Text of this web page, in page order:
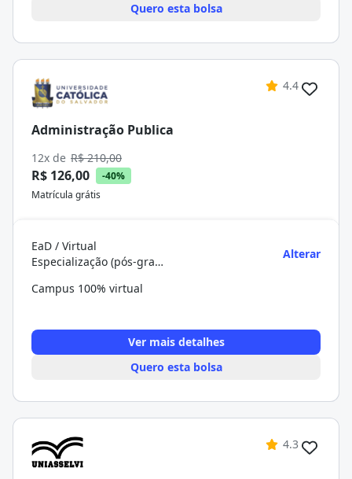
Quero esta bolsa
4.4
Administração Publica
12x de R$ 210,00
R$ 126,00
-40%
Matrícula grátis
EaD / Virtual
Especialização (pós-graduação)
Alterar
Campus 100% virtual
Ver mais detalhes
Quero esta bolsa
4.3